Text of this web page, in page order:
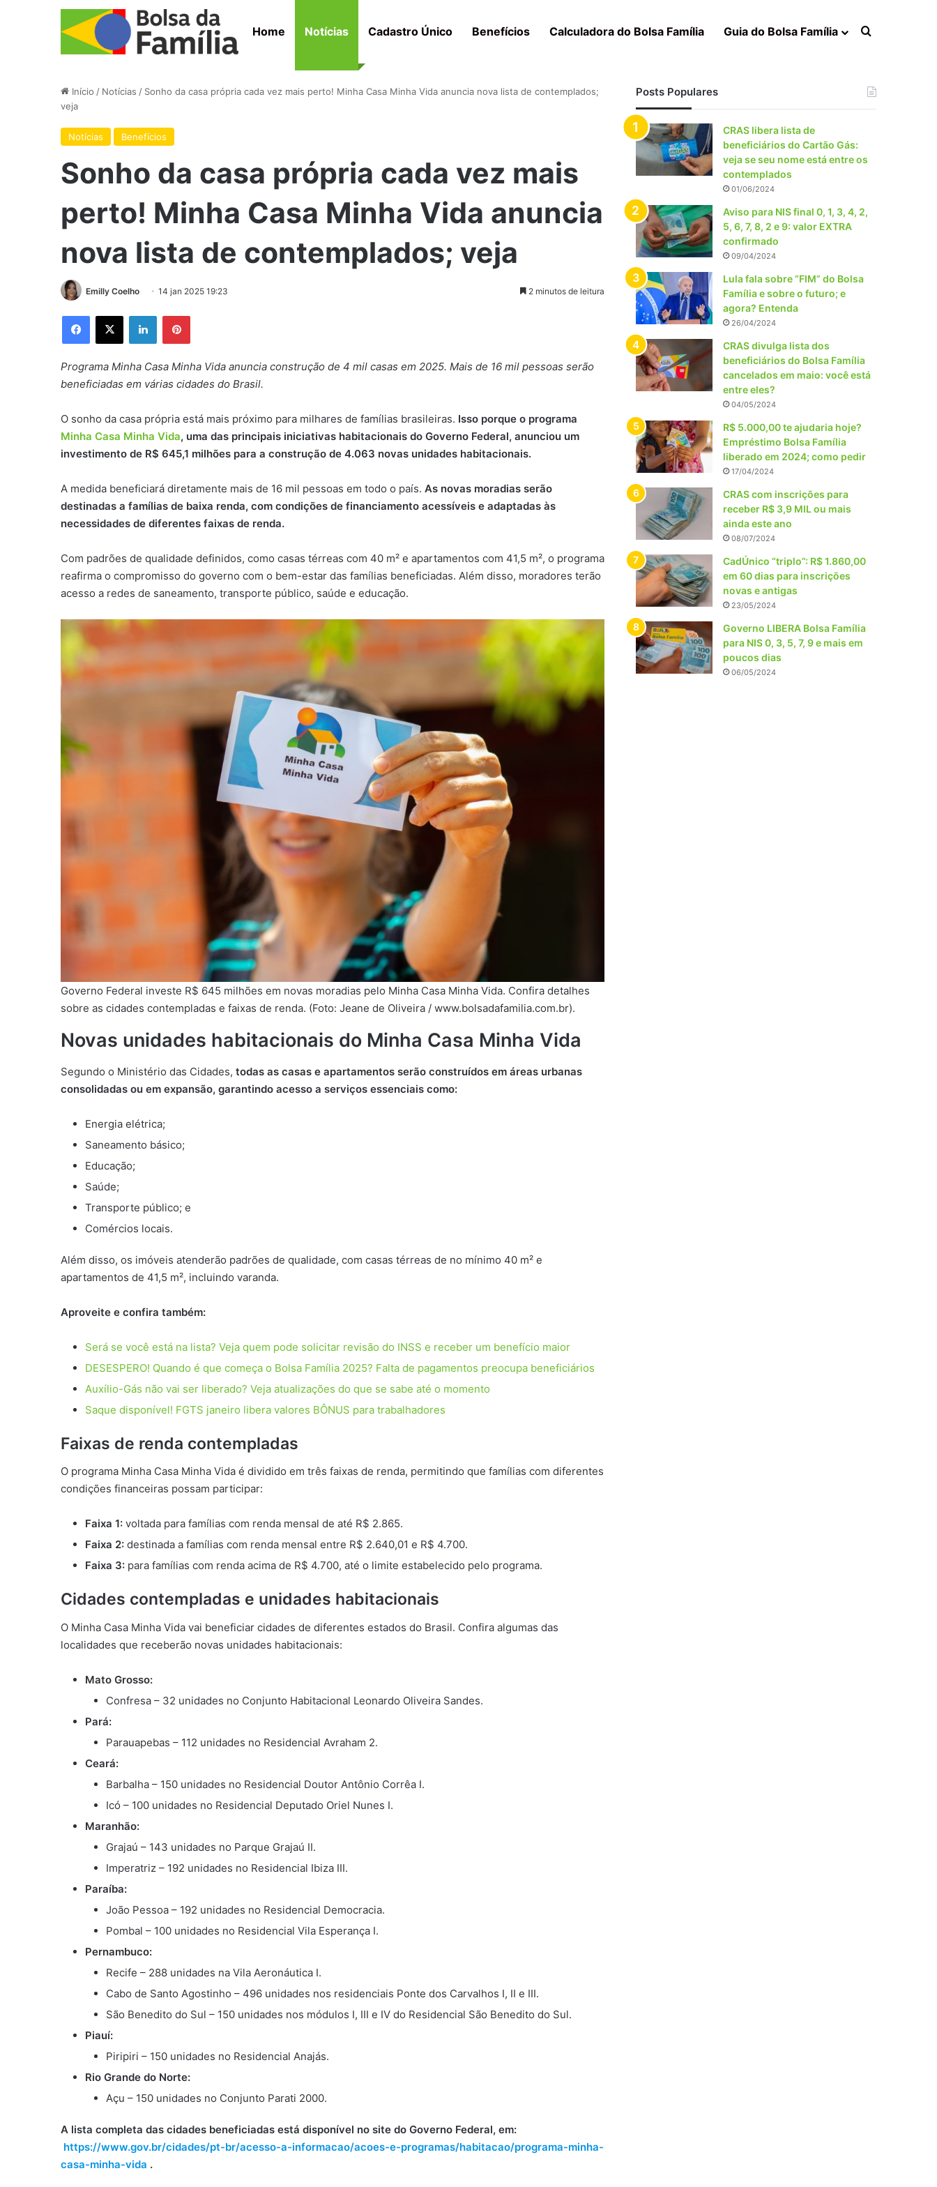
Home Notícias Cadastro Único Benefícios Calculadora do Bolsa Família Guia do Bolsa Família Procurar por
Início / Notícias / Sonho da casa própria cada vez mais perto! Minha Casa Minha Vida anuncia nova lista de contemplados;
veja
Notícias Benefícios
Sonho da casa própria cada vez mais
perto! Minha Casa Minha Vida anuncia
nova lista de contemplados; veja
Emilly Coelho 14 jan 2025 19:23 2 minutos de leitura
Facebook
X LinkedinPinterest
Programa Minha Casa Minha Vida anuncia construção de 4 mil casas em 2025. Mais de 16 mil pessoas serão
beneficiadas em várias cidades do Brasil.
O sonho da casa própria está mais próximo para milhares de famílias brasileiras. Isso porque o programa
Minha Casa Minha Vida, uma das principais iniciativas habitacionais do Governo Federal, anunciou um
investimento de R$ 645,1 milhões para a construção de 4.063 novas unidades habitacionais.
A medida beneficiará diretamente mais de 16 mil pessoas em todo o país. As novas moradias serão
destinadas a famílias de baixa renda, com condições de financiamento acessíveis e adaptadas às
necessidades de diferentes faixas de renda.
Com padrões de qualidade definidos, como casas térreas com 40 m² e apartamentos com 41,5 m², o programa
reafirma o compromisso do governo com o bem-estar das famílias beneficiadas. Além disso, moradores terão
acesso a redes de saneamento, transporte público, saúde e educação.
Governo Federal investe R$ 645 milhões em novas moradias pelo Minha Casa Minha Vida. Confira detalhes
sobre as cidades contempladas e faixas de renda. (Foto: Jeane de Oliveira / www.bolsadafamilia.com.br).
Novas unidades habitacionais do Minha Casa Minha Vida
Segundo o Ministério das Cidades, todas as casas e apartamentos serão construídos em áreas urbanas
consolidadas ou em expansão, garantindo acesso a serviços essenciais como:
Energia elétrica;
Saneamento básico;
Educação;
Saúde;
Transporte público; e
Comércios locais.
Além disso, os imóveis atenderão padrões de qualidade, com casas térreas de no mínimo 40 m² e
apartamentos de 41,5 m², incluindo varanda.
Aproveite e confira também:
Será se você está na lista? Veja quem pode solicitar revisão do INSS e receber um benefício maior
DESESPERO! Quando é que começa o Bolsa Família 2025? Falta de pagamentos preocupa beneficiários
Auxílio-Gás não vai ser liberado? Veja atualizações do que se sabe até o momento
Saque disponível! FGTS janeiro libera valores BÔNUS para trabalhadores
Faixas de renda contempladas
O programa Minha Casa Minha Vida é dividido em três faixas de renda, permitindo que famílias com diferentes
condições financeiras possam participar:
Faixa 1: voltada para famílias com renda mensal de até R$ 2.865.
Faixa 2: destinada a famílias com renda mensal entre R$ 2.640,01 e R$ 4.700.
Faixa 3: para famílias com renda acima de R$ 4.700, até o limite estabelecido pelo programa.
Cidades contempladas e unidades habitacionais
O Minha Casa Minha Vida vai beneficiar cidades de diferentes estados do Brasil. Confira algumas das
localidades que receberão novas unidades habitacionais:
Mato Grosso:
Confresa – 32 unidades no Conjunto Habitacional Leonardo Oliveira Sandes.
Pará:
Parauapebas – 112 unidades no Residencial Avraham 2.
Ceará:
Barbalha – 150 unidades no Residencial Doutor Antônio Corrêa I.
Icó – 100 unidades no Residencial Deputado Oriel Nunes I.
Maranhão:
Grajaú – 143 unidades no Parque Grajaú II.
Imperatriz – 192 unidades no Residencial Ibiza III.
Paraíba:
João Pessoa – 192 unidades no Residencial Democracia.
Pombal – 100 unidades no Residencial Vila Esperança I.
Pernambuco:
Recife – 288 unidades na Vila Aeronáutica I.
Cabo de Santo Agostinho – 496 unidades nos residenciais Ponte dos Carvalhos I, II e III.
São Benedito do Sul – 150 unidades nos módulos I, III e IV do Residencial São Benedito do Sul.
Piauí:
Piripiri – 150 unidades no Residencial Anajás.
Rio Grande do Norte:
Açu – 150 unidades no Conjunto Parati 2000.
A lista completa das cidades beneficiadas está disponível no site do Governo Federal, em:
https://www.gov.br/cidades/pt-br/acesso-a-informacao/acoes-e-programas/habitacao/programa-minha-
casa-minha-vida .
Posts Populares
CRAS libera lista de
beneficiários do Cartão Gás:
veja se seu nome está entre os
contemplados
01/06/2024
Aviso para NIS final 0, 1, 3, 4, 2,
5, 6, 7, 8, 2 e 9: valor EXTRA
confirmado
09/04/2024
Lula fala sobre “FIM” do Bolsa
Família e sobre o futuro; e
agora? Entenda
26/04/2024
CRAS divulga lista dos
beneficiários do Bolsa Família
cancelados em maio: você está
entre eles?
04/05/2024
R$ 5.000,00 te ajudaria hoje?
Empréstimo Bolsa Família
liberado em 2024; como pedir
17/04/2024
CRAS com inscrições para
receber R$ 3,9 MIL ou mais
ainda este ano
08/07/2024
CadÚnico “triplo”: R$ 1.860,00
em 60 dias para inscrições
novas e antigas
23/05/2024
Governo LIBERA Bolsa Família
para NIS 0, 3, 5, 7, 9 e mais em
poucos dias
06/05/2024